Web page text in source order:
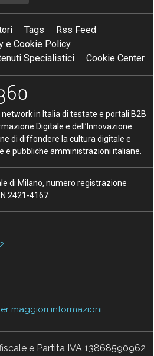
Tags
Rss Feed
e Cookie Policy
Specialistici
Cookie Center
network in Italia di testate e portali B2B
Digitale e dell’Innovazione
di diffondere la cultura digitale e
e pubbliche amministrazioni italiane.
di Milano, numero registrazione
2421-4167
maggiori informazioni
e Partita IVA 13868590962